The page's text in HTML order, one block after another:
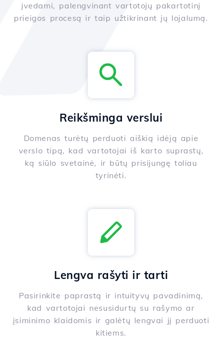
įvedami, palengvinant vartotojų pakartotinį
prieigos procesą ir taip užtikrinant jų lojalumą.
Reikšminga verslui
Domenas turėtų perduoti aiškią idėją apie
verslo tipą, kad vartotojai iš karto suprastų,
ką siūlo svetainė, ir būtų prisijungę toliau
tyrinėti.
Lengva rašyti ir tarti
Pasirinkite paprastą ir intuityvų pavadinimą,
kad vartotojai nesusidurtų su rašymo ar
įsiminimo klaidomis ir galėtų lengvai jį perduoti
kitiems.